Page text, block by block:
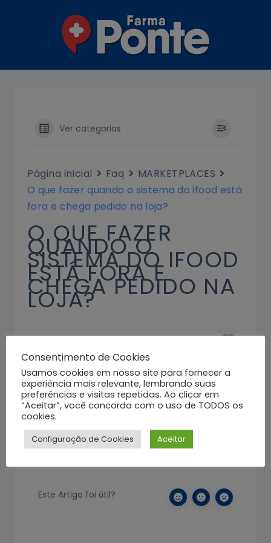
Ver categorias
Página inicial Faq
MARKETPLACES
O que fazer quando o sistema do ifood está
fora e chega pedido na loja?
O QUE FAZER
QUANDO O
SISTEMA DO IFOOD
ESTÁ FORA E
CHEGA PEDIDO NA
LOJA?
Whatsapp a indisponibilidade da
plataforma do APP Separador.
Se confirmada intermitência do Sistema APP
Separador, deve-se solicitar cancelamento
por parte do motoboy. Caso o mesmo se
recuse deve-se aguardar o cancelamento
por parte do cliente.
Este Artigo foi útil?
Consentimento de Cookies
Usamos cookies em nosso site para fornecer a
experiência mais relevante, lembrando suas
preferências e visitas repetidas. Ao clicar em
“Aceitar”, você concorda com o uso de TODOS os
cookies.
Configuração de Cookies Aceitar